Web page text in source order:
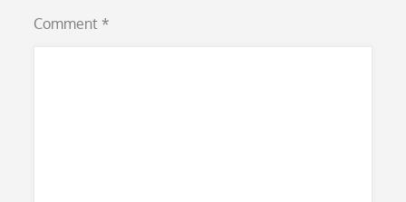
Comment *